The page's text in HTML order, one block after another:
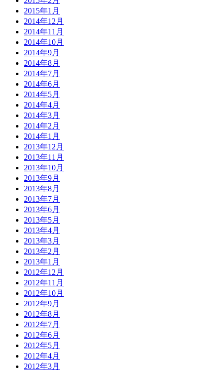
2015年1月
2014年12月
2014年11月
2014年10月
2014年9月
2014年8月
2014年7月
2014年6月
2014年5月
2014年4月
2014年3月
2014年2月
2014年1月
2013年12月
2013年11月
2013年10月
2013年9月
2013年8月
2013年7月
2013年6月
2013年5月
2013年4月
2013年3月
2013年2月
2013年1月
2012年12月
2012年11月
2012年10月
2012年9月
2012年8月
2012年7月
2012年6月
2012年5月
2012年4月
2012年3月